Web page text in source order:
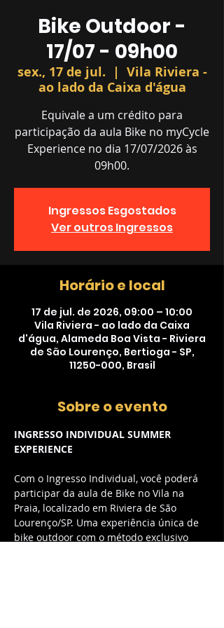
Bike Outdoor -
17/07 - 09h00
sex., 17 de jul.
  |
Vila Riviera -
ao lado da Caixa d'água
Equivale a um crédito para
participação da aula Bike no myCycle
Experience no dia 17/07/2026 às
09h00.
Ingressos Esgostados
Ver outros Ingressos
Horário e local
17 de jul. de 2026, 09:00 – 10:00
Vila Riviera - ao lado da Caixa
d'água, Alameda Boa Vista - Riviera
de São Lourenço, Bertioga - SP,
11250-000, Brasil
Sobre o evento
INGRESSO INDIVIDUAL SUMMER
EXPERIENCE
Com o Ingresso Individual, você poderá
participar da aula de Bike no Vila na
Praia, localizado em Riviera de São
Lourenço/SP. Uma experiência única de
bike outdoor com o método exclusivo